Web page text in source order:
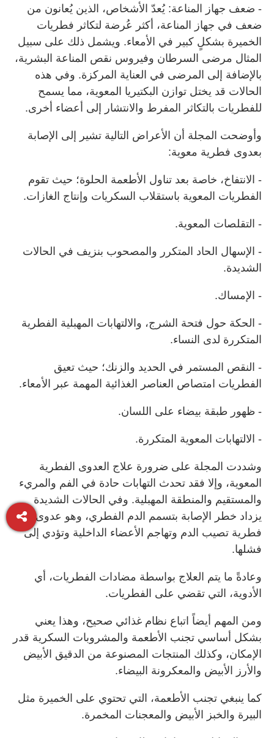
- ضعف جهاز المناعة: يُعدّ الأشخاص، الذين يُعانون من
ضعف في جهاز المناعة، أكثر عُرضة لتكاثر فطريات
الخميرة بشكلٍ كبير في الأمعاء. ويشمل ذلك على سبيل
المثال مرضى السرطان وفيروس نقص المناعة البشرية،
بالإضافة إلى المرضى في العناية المركزة. وفي هذه
الحالات قد يختل توازن البكتيريا المعوية، مما يسمح
للفطريات بالتكاثر المفرط والانتشار إلى أعضاء أخرى.
وأوضحت المجلة أن الأعراض التالية تشير إلى الإصابة
بعدوى فطرية معوية:
- الانتفاخ، خاصة بعد تناول الأطعمة الحلوة؛ حيث تقوم
الفطريات المعوية باستقلاب السكريات وإنتاج الغازات.
- التقلصات المعوية.
- الإسهال الحاد المتكرر والمصحوب بنزيف في الحالات
الشديدة.
- الإمساك.
- الحكة حول فتحة الشرج، والالتهابات المهبلية الفطرية
المتكررة لدى النساء.
- النقص المستمر في الحديد والزنك؛ حيث تعيق
الفطريات امتصاص العناصر الغذائية المهمة عبر الأمعاء.
- ظهور طبقة بيضاء على اللسان.
- الالتهابات المعوية المتكررة.
وشددت المجلة على ضرورة علاج العدوى الفطرية
المعوية، وإلا فقد تحدث التهابات حادة في الفم والمريء
والمستقيم والمنطقة المهبلية. وفي الحالات الشديدة
يزداد خطر الإصابة بتسمم الدم الفطري، وهو عدوى
فطرية تصيب الدم وتهاجم الأعضاء الداخلية وتؤدي إلى
فشلها.
وعادةً ما يتم العلاج بواسطة مضادات الفطريات، أي
الأدوية، التي تقضي على الفطريات.
ومن المهم أيضاً اتباع نظام غذائي صحيح، وهذا يعني
بشكل أساسي تجنب الأطعمة والمشروبات السكرية قدر
الإمكان، وكذلك المنتجات المصنوعة من الدقيق الأبيض
والأرز الأبيض والمعكرونة البيضاء.
كما ينبغي تجنب الأطعمة، التي تحتوي على الخميرة مثل
البيرة والخبز الأبيض والمعجنات المخمرة.